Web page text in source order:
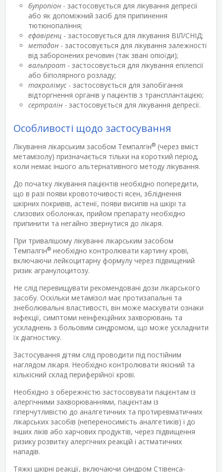
бупропіон - застосовується для лікування депресії
або як допоміжний засіб для припинення
тютюнопаління;
ефавіренц - застосовується для лікування ВІЛ/СНІД;
метадон - застосовується для лікування залежності
від заборонених речовин (так звані опіоїди);
вальпроат - застосовується для лікування епілепсії
або біполярного розладу;
такролімус- застосовується для запобігання
відторгнення органів у пацієнтів з трансплантацією;
сертралін - застосовується для лікування депресії.
Особливості щодо застосування
Лікування лікарським засобом Темпалгін® (через вміст
метамізолу) призначається тільки на короткий період,
коли немає іншого альтернативного методу лікування.
До початку лікування пацієнтів необхідно попередити,
що в разі появи кровоточивості ясен, збліднення
шкірних покривів, астенії, появи висипів на шкірі та
слизових оболонках, прийом препарату необхідно
припинити та негайно звернутися до лікаря.
При тривалішому лікуванні лікарським засобом
Темпалгін® необхідно контролювати картину крові,
включаючи лейкоцитарну формулу через підвищений
ризик агранулоцитозу.
Не слід перевищувати рекомендовані дози лікарського
засобу. Оскільки метамізол має протизапальні та
знеболювальні властивості, він може маскувати ознаки
інфекції, симптоми неінфекційних захворювань та
ускладнень з больовим синдромом, що може ускладнити
їх діагностику.
Застосування дітям слід проводити під постійним
наглядом лікаря. Необхідно контролювати якісний та
кількісний склад периферійної крові.
Необхідно з обережністю застосовувати пацієнтам із
алергічними захворюваннями, пацієнтам із
гіперчутливістю до аналгетичних та протиревматичних
лікарських засобів (непереносимість аналгетиків) і до
інших ліків або харчових продуктів, через підвищення
ризику розвитку алергічних реакцій і астматичних
нападів.
Тяжкі шкірні реакції, включаючи синдром Стівенса-